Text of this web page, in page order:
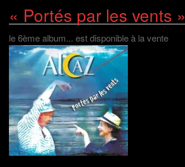
« Portés par les vents »
le 6ème album... est disponible à la vente